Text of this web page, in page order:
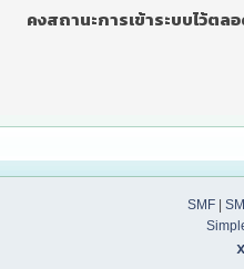
คงสถานะการเข้าระบบไว้ตล
SMF|